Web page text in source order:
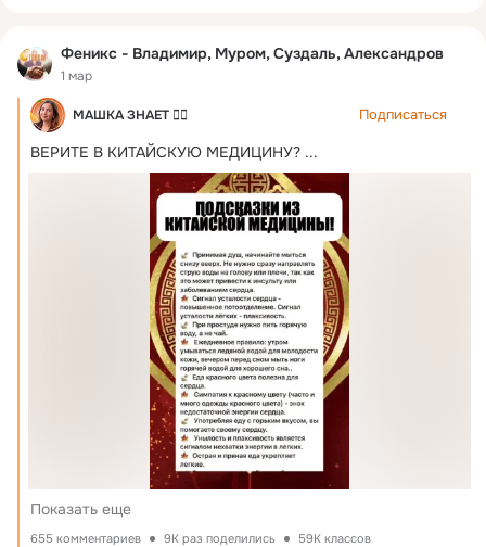
Феникс - Владимир, Муром, Суздаль, Александров
1 мар
МАШКА ЗНАЕТ ☝🏻 Подписаться
ВЕРИТЕ В КИТАЙСКУЮ МЕДИЦИНУ? ...
Показать еще
655 комментариев 9K раз поделились 59K классов